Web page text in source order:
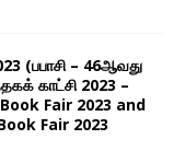
(பபாசி – 46ஆவது
காட்சி 2023 –
Fair 2023 and
Fair 2023